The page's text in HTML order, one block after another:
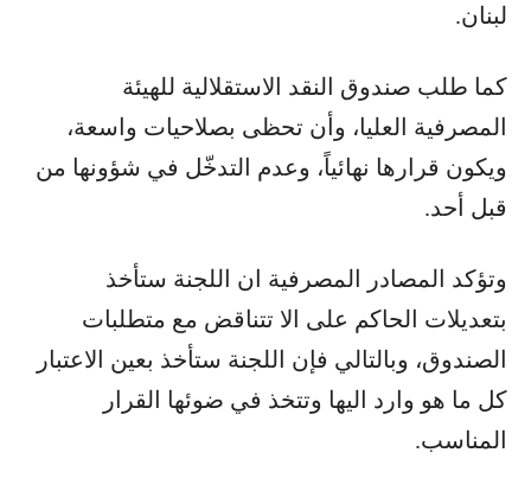
لبنان.
كما طلب صندوق النقد الاستقلالية للهيئة
المصرفية العليا، وأن تحظى بصلاحيات واسعة،
ويكون قرارها نهائياً، وعدم التدخّل في شؤونها من
قبل أحد.
وتؤكد المصادر المصرفية ان اللجنة ستأخذ
بتعديلات الحاكم على الا تتناقض مع متطلبات
الصندوق، وبالتالي فإن اللجنة ستأخذ بعين الاعتبار
كل ما هو وارد اليها وتتخذ في ضوئها القرار
المناسب.